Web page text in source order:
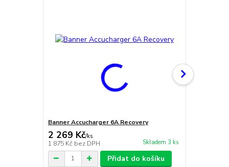
Banner Accucharger 6A Recovery
2 269 Kč/ks
1 875 Kč bez DPH Skladem 3 ks
Přidat do košíku